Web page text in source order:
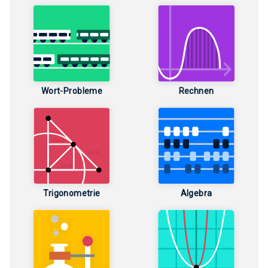
Wort-Probleme Rechnen
Trigonometrie Algebra